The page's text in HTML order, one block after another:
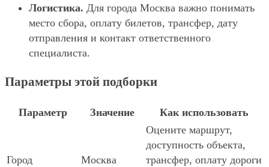
Логистика. Для города Москва важно понимать
место сбора, оплату билетов, трансфер, дату
отправления и контакт ответственного
специалиста.
Параметры этой подборки
Параметр Значение Как использовать
Город Москва
Оцените маршрут,
доступность объекта,
трансфер, оплату дороги